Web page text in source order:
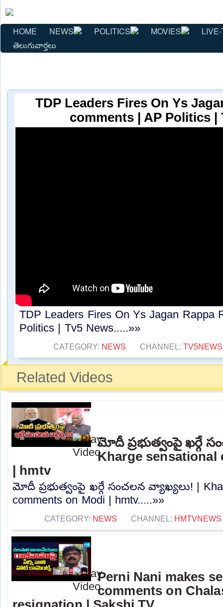
HOME NEWS POLITICS MOVIES
తెలుగువార్తలు
TDP Leaders Fires On Ys
comments | AP Politics |
TDP Leaders Fires On Ys Jagan Rappa
Politics | Tv5 News.....»»
CATEGORY: NEWS CHANNEL: TV5NEWS
Related Videos
మోదీ ప్రభుత్వంపై ఖర్గే
Kharge sensational
| hmtv
మోదీ ప్రభుత్వంపై ఖర్గే సంచలన వ్యాఖ్యలు! |
comments on Modi | hmtv.....»»
CATEGORY: NEWS CHANNEL: HMTVNEWS
Perni Nani makes
comments on